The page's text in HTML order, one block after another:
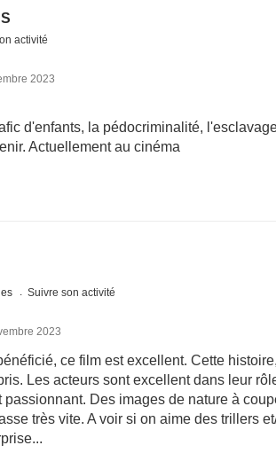
activité
2023
d'enfants, la pédocriminalité,
Actuellement au cinéma
Suivre son activité
2023
ce film est excellent. Cette
Les acteurs sont excellent dans leur
passionnant. Des images de nature à
très vite. A voir si on aime des trillers